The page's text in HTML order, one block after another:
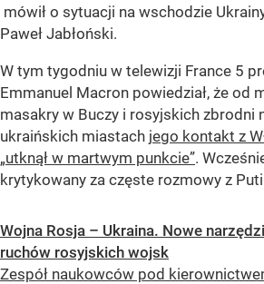
mówił o sytuacji na wschodzie
Paweł Jabłoński.
W tym tygodniu w telewizji France 5
Emmanuel Macron powiedział, że od
masakry w Buczy i rosyjskich zbrodni
ukraińskich miastach jego kontakt z
„utknął w martwym punkcie”.
krytykowany za częste rozmowy z
Wojna Rosja – Ukraina. Nowe
ruchów rosyjskich wojsk
Zespół naukowców pod